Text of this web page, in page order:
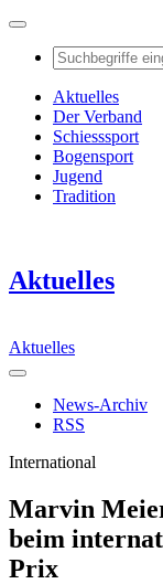
Aktuelles
Der Verband
Schiesssport
Bogensport
Jugend
Tradition
Aktuelles
Aktuelles
News-Archiv
RSS
International
Marvin
beim
Prix